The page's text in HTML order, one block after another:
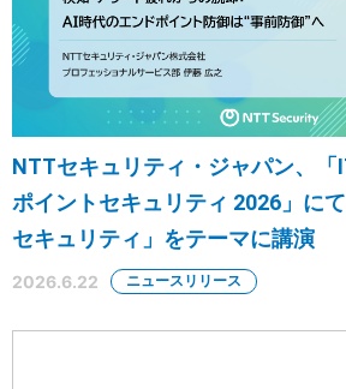
NTTセキュリティ・ジャパン、
ポイントセキュリティ 2026」に
セキュリティ」をテーマに講演
2026.6.22 ニュースリリース